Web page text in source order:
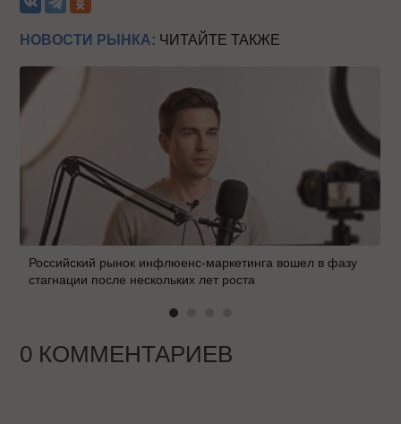
НОВОСТИ РЫНКА: ЧИТАЙТЕ ТАКЖЕ
Российский рынок инфлюенс-маркетинга вошел в фазу
стагнации после нескольких лет роста
0 КОММЕНТАРИЕВ